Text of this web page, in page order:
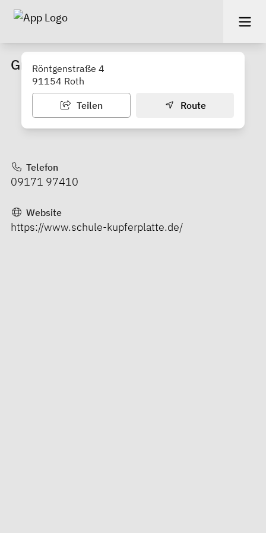
Grundschule Kupferplatte Roth
Röntgenstraße 4
91154 Roth
Teilen Route
Telefon
09171 97410
Website
https://www.schule-kupferplatte.de/